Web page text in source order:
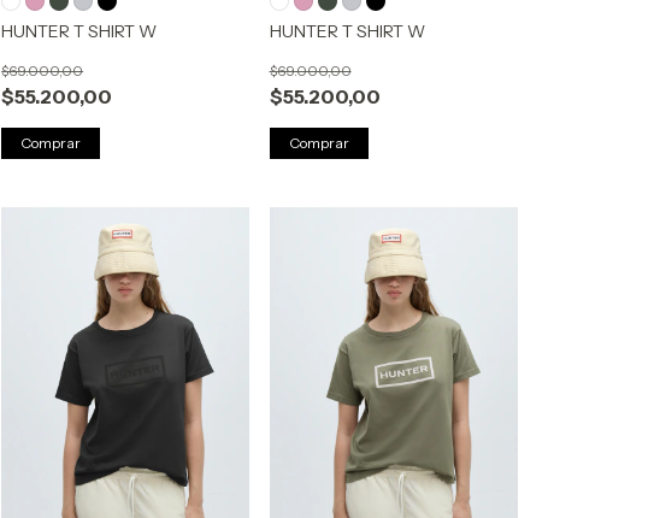
HUNTER T SHIRT W
$55.200,00
$69.000,00
Comprar
HUNTER T SHIRT W
$55.200,00
$69.000,00
Comprar